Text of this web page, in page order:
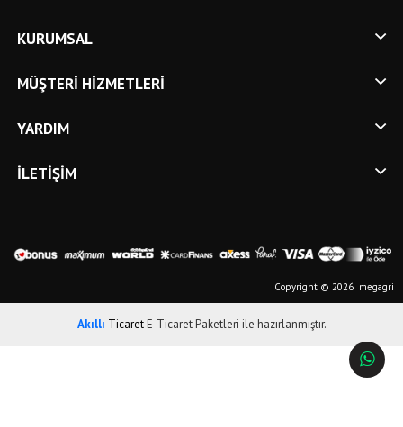
KURUMSAL
MÜŞTERI HIZMETLERI
YARDIM
İLETIŞIM
Copyright © 2026 megagri
Akıllı Ticaret E-Ticaret Paketleri ile hazırlanmıştır.